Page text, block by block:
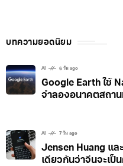
บทความยอดนิยม
AI 6 วัน ago
Google Earth ใช้
จำลองอนาคตสถา
AI 7 วัน ago
Jensen Huang แล
เดียวกันว่าจีนจะเป็